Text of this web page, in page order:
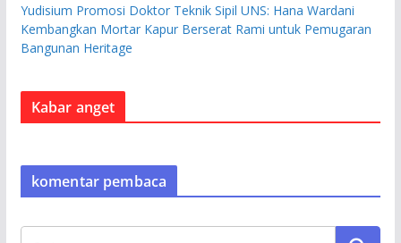
Yudisium Promosi Doktor Teknik Sipil UNS: Hana Wardani
Kembangkan Mortar Kapur Berserat Rami untuk Pemugaran
Bangunan Heritage
Kabar anget
komentar pembaca